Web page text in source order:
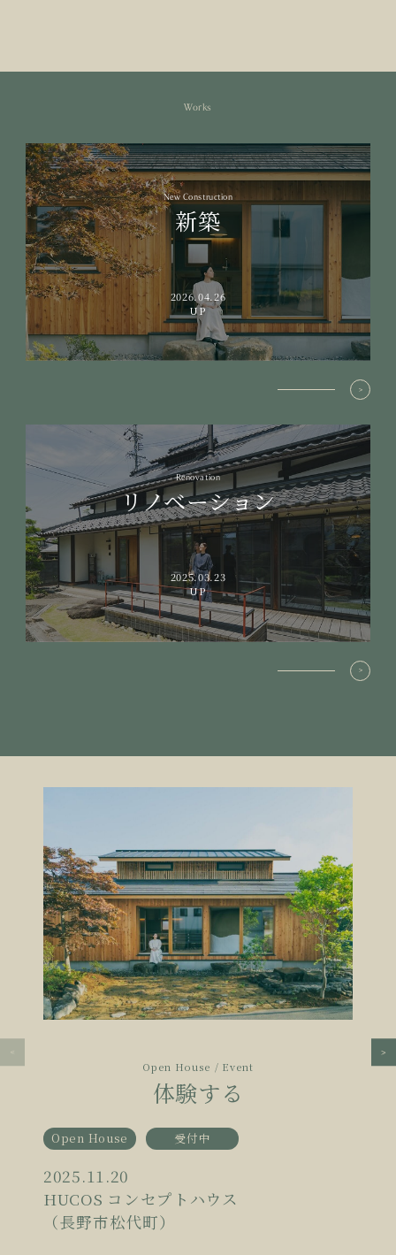
Works
New Construction
新築
2026.04.26
UP
Renovation
リノベーション
2025.03.23
UP
Open House / Event
体験する
Open House 受付中
2025.11.20
HUCOS コンセプトハウス
（長野市松代町）